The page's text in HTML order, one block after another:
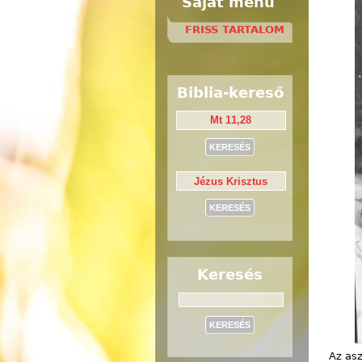
Az
FRISS TARTALOM
Biblia-kereső
Keresés